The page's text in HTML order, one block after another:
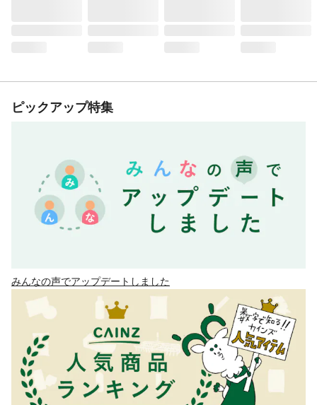
ピックアップ特集
みんなの声でアップデートしました